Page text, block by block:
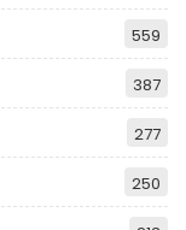
559
387
277
250